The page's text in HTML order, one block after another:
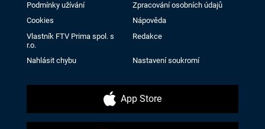
Podmínky užívání
Zpracování osobních údajů
Cookies
Nápověda
Vlastník FTV Prima spol. s
r.o.
Redakce
Nahlásit chybu Nastavení soukromí
App Store